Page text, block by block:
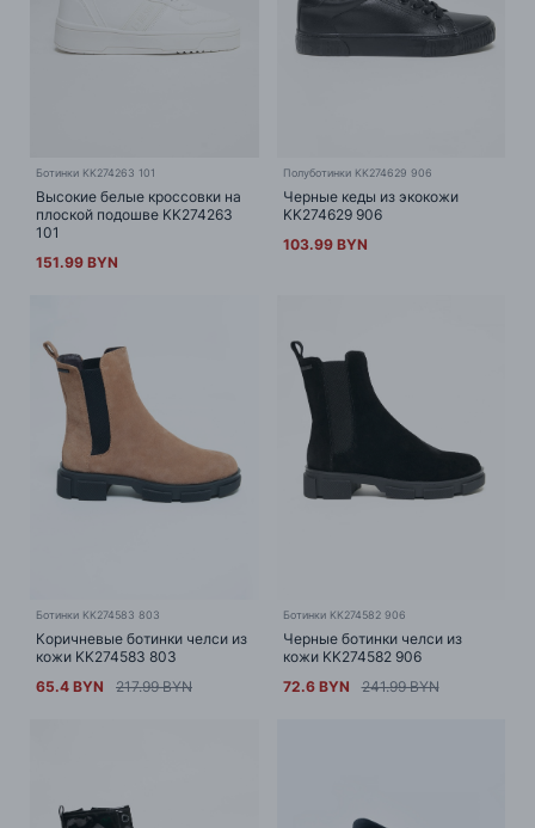
Ботинки KK274263 101
Высокие белые кроссовки на
плоской подошве KK274263
101
151.99 BYN
Полуботинки KK274629 906
Черные кеды из экокожи
KK274629 906
103.99 BYN
Ботинки KK274583 803
Коричневые ботинки челси из
кожи KK274583 803
65.4 BYN
217.99 BYN
Ботинки KK274582 906
Черные ботинки челси из
кожи KK274582 906
72.6 BYN
241.99 BYN